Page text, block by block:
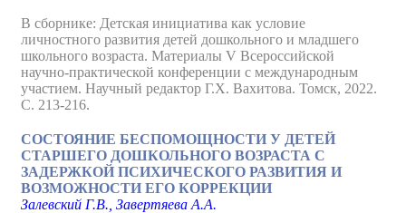
В сборнике: Детская инициатива как условие
личностного развития детей дошкольного и младшего
школьного возраста. Материалы V Всероссийской
научно-практической конференции с международным
участием. Научный редактор Г.Х. Вахитова. Томск, 2022.
С. 213-216.
СОСТОЯНИЕ БЕСПОМОЩНОСТИ У ДЕТЕЙ
СТАРШЕГО ДОШКОЛЬНОГО ВОЗРАСТА С
ЗАДЕРЖКОЙ ПСИХИЧЕСКОГО РАЗВИТИЯ И
ВОЗМОЖНОСТИ ЕГО КОРРЕКЦИИ
Залевский Г.В., Завертяева А.А.